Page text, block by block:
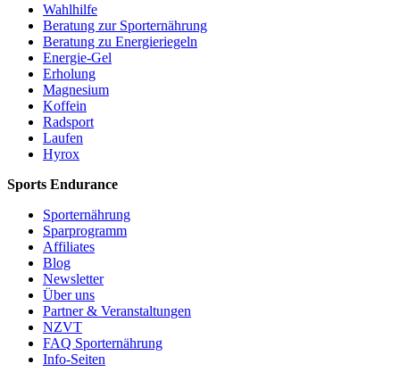
Wahlhilfe
Beratung zur Sporternährung
Beratung zu Energieriegeln
Energie-Gel
Erholung
Magnesium
Koffein
Radsport
Laufen
Hyrox
Sports Endurance
Sporternährung
Sparprogramm
Affiliates
Blog
Newsletter
Über uns
Partner & Veranstaltungen
NZVT
FAQ Sporternährung
Info-Seiten